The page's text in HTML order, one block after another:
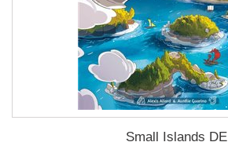
Small Islands DE